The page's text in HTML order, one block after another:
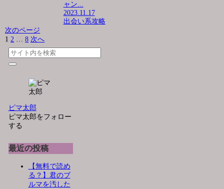
ャン...
2023.11.17
出会い系攻略
次のページ
1 2 … 8 次へ
ピマ太郎
ピマ太郎をフォロー
する
最近の投稿
【無料で読め
る？】君のブ
ルマを汚した